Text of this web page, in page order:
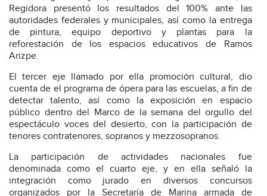
Regidora presentó los resultados del 100% ante las
autoridades federales y municipales, así como la entrega
de pintura, equipo deportivo y plantas para la
reforestación de los espacios educativos de Ramos
Arizpe.
El tercer eje llamado por ella promoción cultural, dio
cuenta de el programa de ópera para las escuelas, a fin de
detectar talento, así como la exposición en espacio
público dentro del Marco de la semana del orgullo del
espectáculo voces del desierto, con la participación de
tenores contratenores, sopranos y mezzosopranos.
La participación de actividades nacionales fue
denominada como el cuarto eje, y en ella señaló la
integración como jurado en diversos concursos
organizados por la Secretaría de Marina armada de